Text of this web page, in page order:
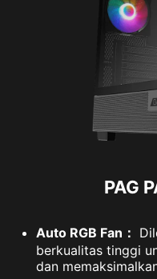
PAG
Auto RGB Fan：
berkualitas tinggi
dan